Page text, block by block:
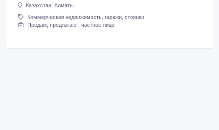
Казахстан, Алматы
Коммерческая недвижимость, гаражи, стоянки
Продам, предлагаю - частное лицо